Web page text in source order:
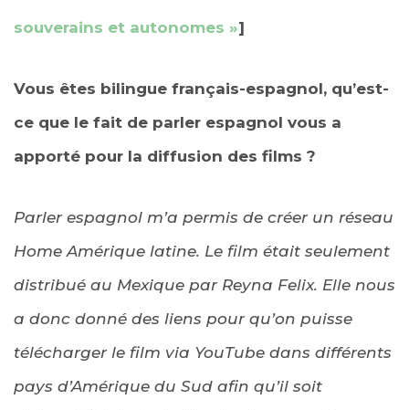
souverains et autonomes »]
Vous êtes bilingue français-espagnol, qu’est-
ce que le fait de parler espagnol vous a
apporté pour la diffusion des films ?
Parler espagnol m’a permis de créer un réseau
Home Amérique latine. Le film était seulement
distribué au Mexique par Reyna Felix. Elle nous
a donc donné des liens pour qu’on puisse
télécharger le film via YouTube dans différents
pays d’Amérique du Sud afin qu’il soit